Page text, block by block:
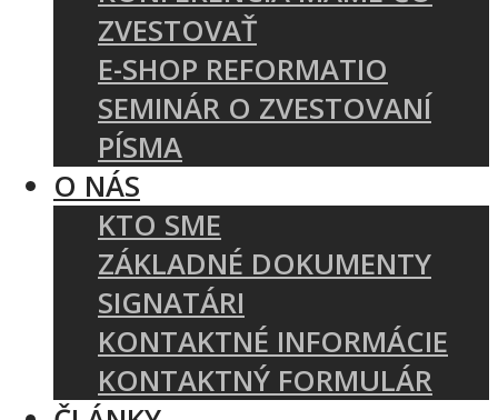
ZVESTOVAŤ
E-SHOP REFORMATIO
SEMINÁR O ZVESTOVANÍ
PÍSMA
O NÁS
KTO SME
ZÁKLADNÉ DOKUMENTY
SIGNATÁRI
KONTAKTNÉ INFORMÁCIE
KONTAKTNÝ FORMULÁR